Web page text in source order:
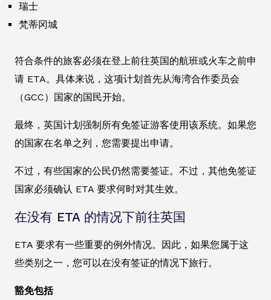
瑞士
梵蒂冈城
符合条件的旅客必须在登上前往英国的航班或火车之前申
请 ETA。具体来说，这项计划首先从海湾合作委员会
（GCC）国家的国民开始。
最终，英国计划强制所有免签证游客使用该系统。如果您
的国家在名单之列，您需要提出申请。
不过，有些国家的公民仍然需要签证。不过，其他免签证
国家必须确认 ETA 要求何时对其生效。
在没有 ETA 的情况下前往英国
ETA 要求有一些重要的例外情况。因此，如果您属于这
些类别之一，您可以在没有签证的情况下旅行。
豁免包括